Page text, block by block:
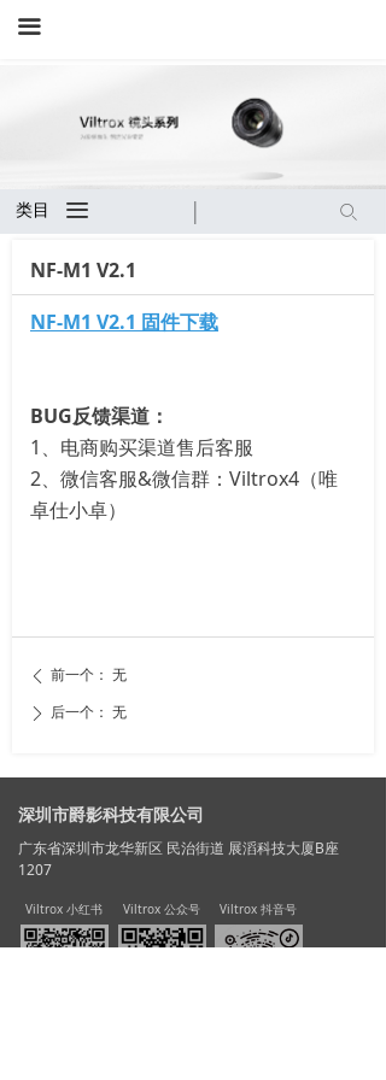
끀
NF-M1 V2.1
NF-M1 V2.1 固件下载
BUG反馈渠道：
1、电商购买渠道售后客服
2、微信客服&微信群：Viltrox4（唯
卓仕小卓）
ꄴ 前一个： 无
ꄲ 后一个： 无
ꄙ
类目 끀
深圳市爵影科技有限公司
广东省深圳市龙华新区 民治街道 展滔科技大厦B座
1207
Viltrox 小红书 Viltrox 公众号 Viltrox 抖音号